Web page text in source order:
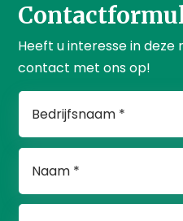
Heeft u interesse in deze
contact met ons op!